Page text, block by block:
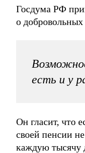
Госдума РФ
о
есть и у
Он гласит, что
своей пенсии
каждую тысячу